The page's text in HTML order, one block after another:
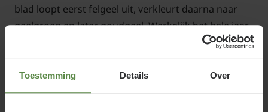
Toestemming Details Over
blad loopt eerst felgeel uit, verkleurt daarna naar
geelgroen en later goudgeel. Werkelijk het hele jaar